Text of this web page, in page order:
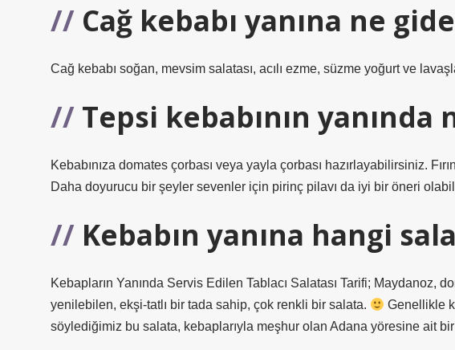
Cağ kebabı yanına ne
Cağ kebabı soğan, mevsim salatası, acılı ezme, süzme yoğurt ve
Tepsi kebabının yanında
Kebabınıza domates çorbası veya yayla çorbası hazırlayabilirsiniz.
Daha doyurucu bir şeyler sevenler için pirinç pilavı da iyi bir öneri
Kebabın yanına hangi
Kebapların Yanında Servis Edilen Tablacı Salatası Tarifi; Maydanoz,
yenilebilen, ekşi-tatlı bir tada sahip, çok renkli bir salata.
Genellikle
söylediğimiz bu salata, kebaplarıyla meşhur olan Adana yöresine ait